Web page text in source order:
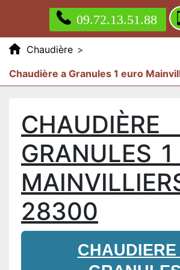
09.72.13.51.88
Chaudière >
Chaudière a Granules 1 euro
GRANULES 1
28300
CHAUDIERE